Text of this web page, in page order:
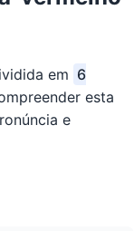
em 6
esta
e